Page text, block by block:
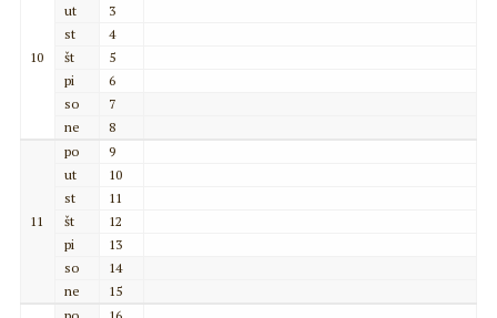
10
ut
3
st
4
št
5
pi
6
so
7
ne
8
11
po
9
ut
10
st
11
št
12
pi
13
so
14
ne
15